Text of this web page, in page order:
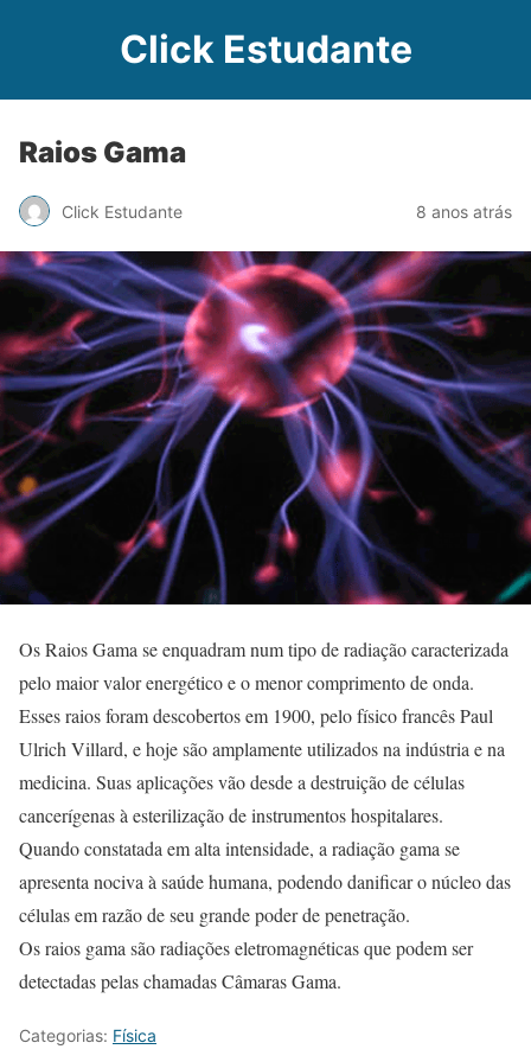
Click Estudante
Raios Gama
Click Estudante 8 anos atrás
Os Raios Gama se enquadram num tipo de radiação caracterizada
pelo maior valor energético e o menor comprimento de onda.
Esses raios foram descobertos em 1900, pelo físico francês Paul
Ulrich Villard, e hoje são amplamente utilizados na indústria e na
medicina. Suas aplicações vão desde a destruição de células
cancerígenas à esterilização de instrumentos hospitalares.
Quando constatada em alta intensidade, a radiação gama se
apresenta nociva à saúde humana, podendo danificar o núcleo das
células em razão de seu grande poder de penetração.
Os raios gama são radiações eletromagnéticas que podem ser
detectadas pelas chamadas Câmaras Gama.
Categorias: Física